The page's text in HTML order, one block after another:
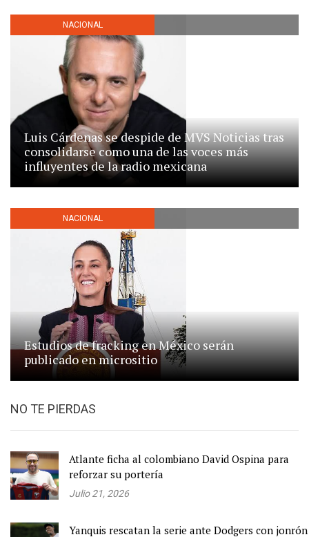
NACIONAL
Luis Cárdenas se despide de MVS Noticias tras
consolidarse como una de las voces más
influyentes de la radio mexicana
NACIONAL
Estudios de fracking en México serán
publicado en micrositio
NO TE PIERDAS
Atlante ficha al colombiano David Ospina para
reforzar su portería
Julio 21, 2026
Yanquis rescatan la serie ante Dodgers con jonrón